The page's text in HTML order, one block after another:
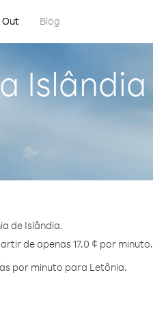
Out Blog
Islândia
de Islândia.
de apenas 17.0 ¢ por minuto.
por minuto para Letônia.